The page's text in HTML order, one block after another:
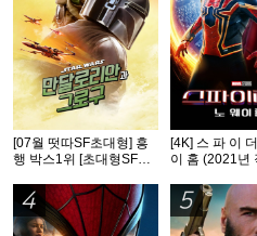
[07월 떳따SF초대형] 흥
행 박스1위 [초대형SF대
식자막
[4K] 스 파 이
이 홈 (2021년
4 5